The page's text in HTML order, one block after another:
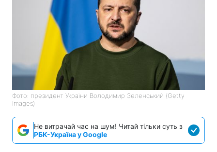
Фото: президент України Володимир Зеленський (Getty
Images)
Не витрачай час на шум! Читай тільки суть з
РБК-Україна у Google